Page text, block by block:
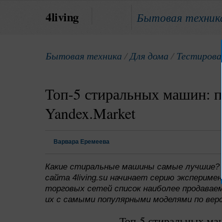
4living Бытовая
Бытовая техника /Для дома /
Топ-5 стиральных машин:
Yandex.Market
Варвара Еремеева
Какие стиральные машины самые лучшие?
сайта 4living.su начинает серию
торговых сетей список наиболее
их с самыми популярными моделями по